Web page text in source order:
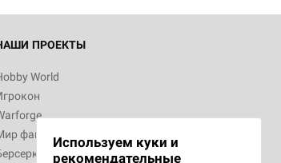
ПРОЕКТЫ
World
фантастикиИспользуем куки и
рекомендательные